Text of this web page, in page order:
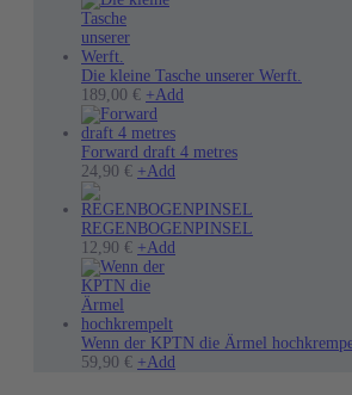
auf.
Die
können
auf
gewählt
werden
Die kleine Tasche unserer Werft.
189,00 € +Add
Forward draft 4 metres
24,90 € +Add
weist
mehrere
auf
REGENBOGENPINSEL
12,90 € +Add
Wenn der KPTN die Ärmel
59,90 € +Add